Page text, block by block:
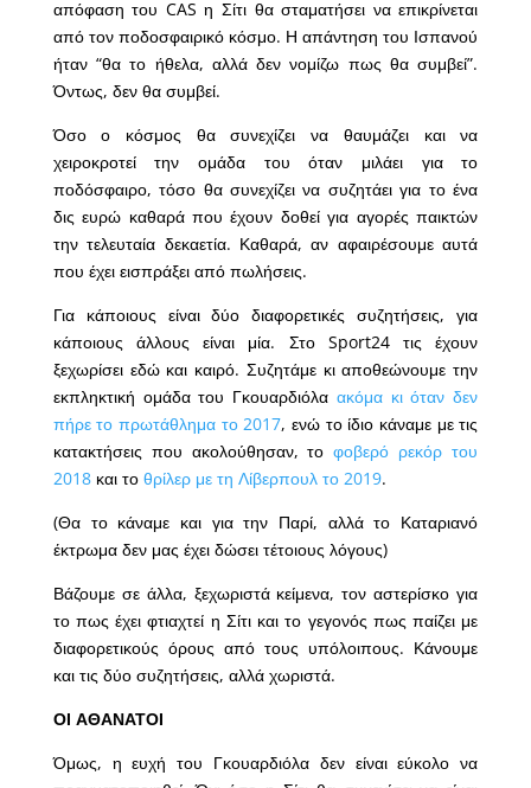
απόφαση του CAS η Σίτι θα σταματήσει να επικρίνεται
από τον ποδοσφαιρικό κόσμο. Η απάντηση του Ισπανού
ήταν “θα το ήθελα, αλλά δεν νομίζω πως θα συμβεί”.
Όντως, δεν θα συμβεί.
Όσο ο κόσμος θα συνεχίζει να θαυμάζει και να
χειροκροτεί την ομάδα του όταν μιλάει για το
ποδόσφαιρο, τόσο θα συνεχίζει να συζητάει για το ένα
δις ευρώ καθαρά που έχουν δοθεί για αγορές παικτών
την τελευταία δεκαετία. Καθαρά, αν αφαιρέσουμε αυτά
που έχει εισπράξει από πωλήσεις.
Για κάποιους είναι δύο διαφορετικές συζητήσεις, για
κάποιους άλλους είναι μία. Στο Sport24 τις έχουν
ξεχωρίσει εδώ και καιρό. Συζητάμε κι αποθεώνουμε την
εκπληκτική ομάδα του Γκουαρδιόλα ακόμα κι όταν δεν
πήρε το πρωτάθλημα το 2017, ενώ το ίδιο κάναμε με τις
κατακτήσεις που ακολούθησαν, το φοβερό ρεκόρ του
2018 και το θρίλερ με τη Λίβερπουλ το 2019.
(Θα το κάναμε και για την Παρί, αλλά το Καταριανό
έκτρωμα δεν μας έχει δώσει τέτοιους λόγους)
Βάζουμε σε άλλα, ξεχωριστά κείμενα, τον αστερίσκο για
το πως έχει φτιαχτεί η Σίτι και το γεγονός πως παίζει με
διαφορετικούς όρους από τους υπόλοιπους. Κάνουμε
και τις δύο συζητήσεις, αλλά χωριστά.
ΟΙ ΑΘΑΝΑΤΟΙ
Όμως, η ευχή του Γκουαρδιόλα δεν είναι εύκολο να